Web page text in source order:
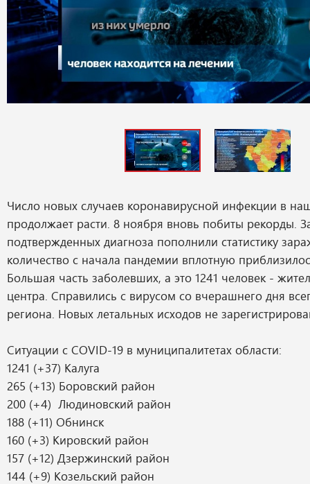
Число новых случаев коронавирусной инфекции в
продолжает расти. 8 ноября вновь побиты рекорды.
подтвержденных диагноза пополнили статистику
количество с начала пандемии вплотную
Большая часть заболевших, а это 1241 человек -
центра. Справились с вирусом со вчерашнего дня
региона. Новых летальных исходов не
Ситуации с COVID-19 в муниципалитетах области:
1241 (+37) Калуга
265 (+13) Боровский район
200 (+4) Людиновский район
188 (+11) Обнинск
160 (+3) Кировский район
157 (+12) Дзержинский район
144 (+9) Козельский район